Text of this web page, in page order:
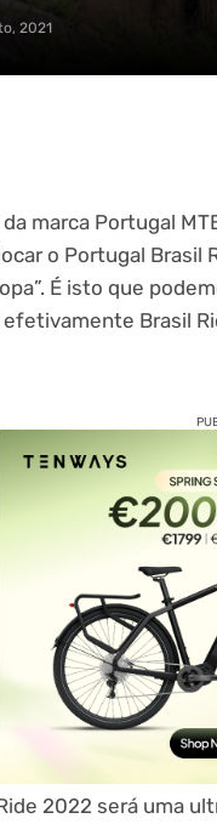
2021
marca Portugal
o Portugal Brasil
É isto que
Brasil
2022 será uma